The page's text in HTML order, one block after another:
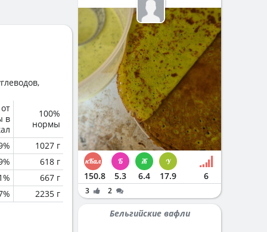
в
100%
нормы
1027 г
618 г
667 г
2235 г
150.8 5.3 6.4 17.9 6
3 2
Бельгийские вафли